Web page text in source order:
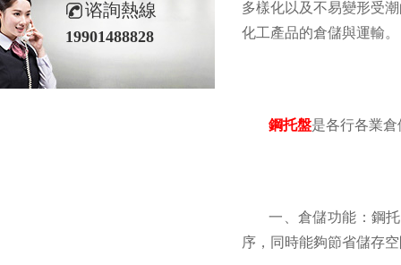
多樣化以及不易變形受潮的優
化工產品的倉儲與運輸。
鋼托盤是各行各業倉
一、倉儲功能：
序，同時能夠節省儲存空間
谘詢熱線
19901488828